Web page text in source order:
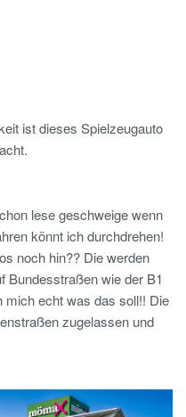
ist dieses Spielzeugauto
lese geschweige wenn
könnt ich durchdrehen!
noch hin?? Die werden
Bundesstraßen wie der B1
echt was das soll!! Die
zugelassen und